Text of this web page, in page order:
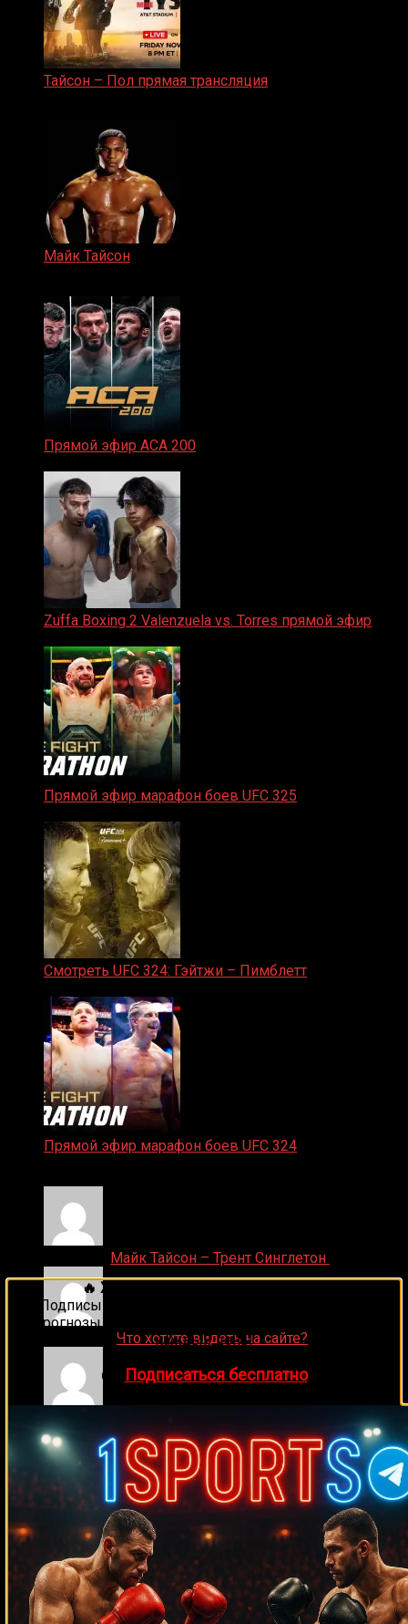
Тайсон – Пол прямая трансляция
Майк Тайсон
Прямой эфир ACA 200
Zuffa Boxing 2 Valenzuela vs. Torres прямой эфир
Прямой эфир марафон боев UFC 325
Смотреть UFC 324: Гэйтжи – Пимблетт
Прямой эфир марафон боев UFC 324
Майк Тайсон – Трент Синглетон
Что хотите видеть на сайте?
Денис on
Ляяляляляояо onСмотреть UFC 324: Гэйтжи –
Пимблетт
Medik onСмотреть UFC 322 Делла Маддалена –
Махачев
🔥 Хочешь зарабатывать на спорте?
Подписывайся на наш Telegram-канал
прогнозы на единоборства и другие виды спорта
каждый день!
👉 Подписаться бесплатно